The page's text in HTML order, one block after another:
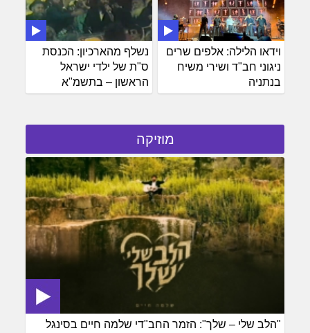
נשלף מהארכיון: הכנסת
ס"ת של ילדי ישראל
הראשון – בתשמ"א
וידאו הלילה: אלפים שרים
ניגוני חב"ד ושירי משיח
בנתניה
מוזיקה
"הלב שלי – שלך": הזמר החב"די שלמה חיים בסינגל